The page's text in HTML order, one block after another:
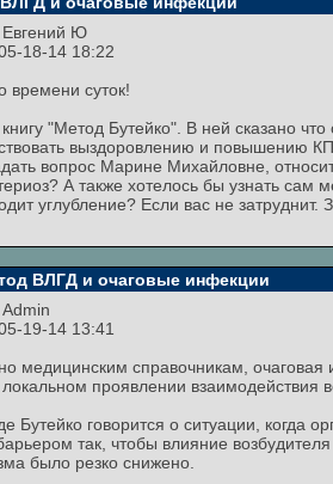
Евгений Ю
18-14 18:22
времени суток!
"Метод Бутейко". В ней сказано
выздоровлению и повышению
вопрос Марине Михайловне,
А также хотелось бы узнать
углубление? Если вас не затруднит.
ВЛГД и очаговые инфекции
Admin
19-14 13:41
медицинским справочникам,
проявлении взаимодействия
Бутейко говорится о ситуации, когда
так, чтобы влияние
было резко снижено.